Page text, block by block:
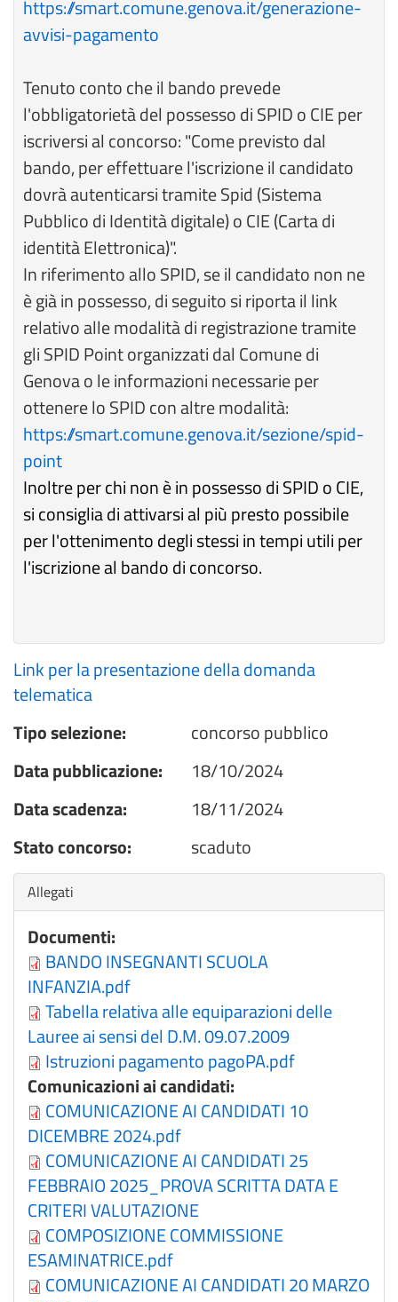
https://smart.comune.genova.it/generazione-
avvisi-pagamento
Tenuto conto che il bando prevede
l'obbligatorietà del possesso di SPID o CIE per
iscriversi al concorso: "Come previsto dal
bando, per effettuare l'iscrizione il candidato
dovrà autenticarsi tramite Spid (Sistema
Pubblico di Identità digitale) o CIE (Carta di
identità Elettronica)".
In riferimento allo SPID, se il candidato non ne
è già in possesso, di seguito si riporta il link
relativo alle modalità di registrazione tramite
gli SPID Point organizzati dal Comune di
Genova o le informazioni necessarie per
ottenere lo SPID con altre modalità:
https://smart.comune.genova.it/sezione/spid-
point
Inoltre per chi non è in possesso di SPID o CIE,
si consiglia di attivarsi al più presto possibile
per l'ottenimento degli stessi in tempi utili per
l'iscrizione al bando di concorso.
Link per la presentazione della domanda
telematica
Tipo selezione:
concorso pubblico
Data pubblicazione:
18/10/2024
Data scadenza:
18/11/2024
Stato concorso:
scaduto
Nascondi
Allegati
Documenti:
BANDO INSEGNANTI SCUOLA
INFANZIA.pdf
Tabella relativa alle equiparazioni delle
Lauree ai sensi del D.M. 09.07.2009
Istruzioni pagamento pagoPA.pdf
Comunicazioni ai candidati:
COMUNICAZIONE AI CANDIDATI 10
DICEMBRE 2024.pdf
COMUNICAZIONE AI CANDIDATI 25
FEBBRAIO 2025_PROVA SCRITTA DATA E
CRITERI VALUTAZIONE
COMPOSIZIONE COMMISSIONE
ESAMINATRICE.pdf
COMUNICAZIONE AI CANDIDATI 20 MARZO